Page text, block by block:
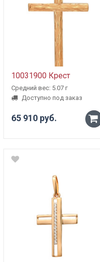
10031900 Крест
Средний вес: 5.07 г
Доступно под заказ
65 910 руб. -